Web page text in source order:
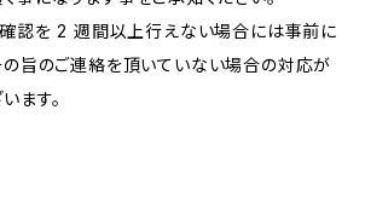
認を 2 週間以上行えない場合には事前に
の旨のご連絡を頂いていない場合の対応が
ます。